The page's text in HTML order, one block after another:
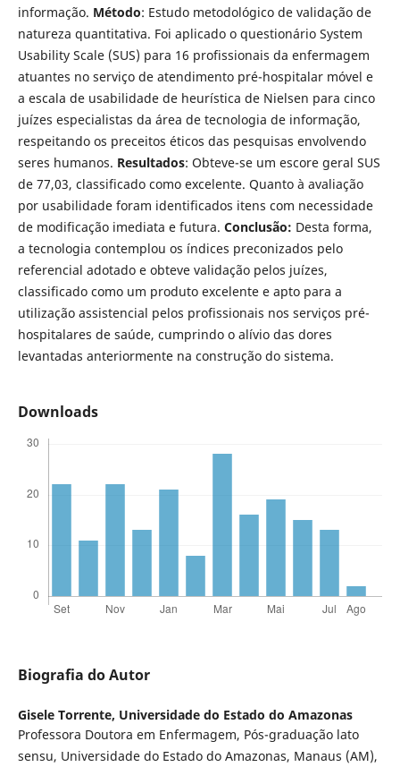
informação. Método: Estudo metodológico de validação de
natureza quantitativa. Foi aplicado o questionário System
Usability Scale (SUS) para 16 profissionais da enfermagem
atuantes no serviço de atendimento pré-hospitalar móvel e
a escala de usabilidade de heurística de Nielsen para cinco
juízes especialistas da área de tecnologia de informação,
respeitando os preceitos éticos das pesquisas envolvendo
seres humanos. Resultados: Obteve-se um escore geral SUS
de 77,03, classificado como excelente. Quanto à avaliação
por usabilidade foram identificados itens com necessidade
de modificação imediata e futura. Conclusão: Desta forma,
a tecnologia contemplou os índices preconizados pelo
referencial adotado e obteve validação pelos juízes,
classificado como um produto excelente e apto para a
utilização assistencial pelos profissionais nos serviços pré-
hospitalares de saúde, cumprindo o alívio das dores
levantadas anteriormente na construção do sistema.
Downloads
Biografia do Autor
Gisele Torrente, Universidade do Estado do Amazonas
Professora Doutora em Enfermagem, Pós-graduação lato
sensu, Universidade do Estado do Amazonas, Manaus (AM),